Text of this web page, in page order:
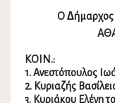
Ο ∆ήμαρχος
ΚΟΙΝ.:
1. Ανεστόπουλος
2. Κυριαζής
3. Κυριάκου Ελένη